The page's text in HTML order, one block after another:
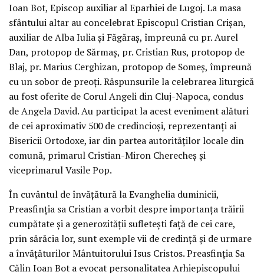
Ioan Bot, Episcop auxiliar al Eparhiei de Lugoj. La masa
sfântului altar au concelebrat Episcopul Cristian Crișan,
auxiliar de Alba Iulia și Făgăraș, împreună cu pr. Aurel
Dan, protopop de Sărmaș, pr. Cristian Rus, protopop de
Blaj, pr. Marius Cerghizan, protopop de Someș, împreună
cu un sobor de preoți. Răspunsurile la celebrarea liturgică
au fost oferite de Corul Angeli din Cluj-Napoca, condus
de Angela David. Au participat la acest eveniment alături
de cei aproximativ 500 de credincioși, reprezentanți ai
Bisericii Ortodoxe, iar din partea autorităților locale din
comună, primarul Cristian-Miron Cherecheș și
viceprimarul Vasile Pop.
În cuvântul de învățătură la Evanghelia duminicii,
Preasfinția sa Cristian a vorbit despre importanța trăirii
cumpătate și a generozității sufletești față de cei care,
prin sărăcia lor, sunt exemple vii de credință și de urmare
a învățăturilor Mântuitorului Isus Cristos. Preasfinția Sa
Călin Ioan Bot a evocat personalitatea Arhiepiscopului